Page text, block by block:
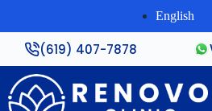
English
(619) 407-7878